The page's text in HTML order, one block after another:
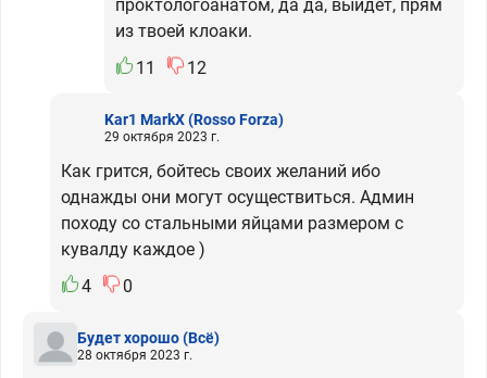
проктологоанатом, да да, выйдет, прям
из твоей клоаки.
11
12
Kar1 MarkX(Rosso Forza)
29 октября 2023 г.
Как грится, бойтесь своих желаний ибо
однажды они могут осуществиться. Админ
походу со стальными яйцами размером с
кувалду каждое )
4
0
Будет хорошо(Всё)
28 октября 2023 г.